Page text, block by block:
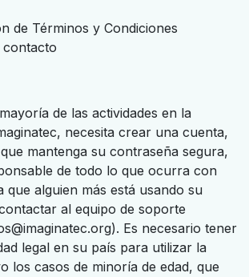
de Términos y Condiciones
contacto
de las actividades en la
necesita crear una cuenta,
mantenga su contraseña segura,
de todo lo que ocurra con
que alguien más está usando su
al equipo de soporte
Es necesario tener
legal en su país para utilizar la
los casos de minoría de edad, que